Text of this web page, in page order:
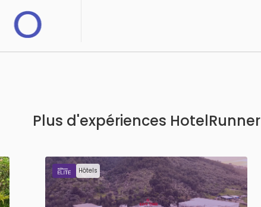
Plus d'expériences HotelRunner
Hôtels